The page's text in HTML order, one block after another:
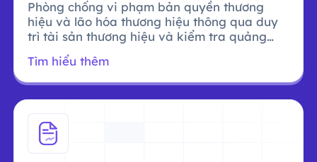
Phòng chống vi phạm bản quyền thương
hiệu và lão hóa thương hiệu thông qua duy
trì tài sản thương hiệu và kiểm tra quảng
Tìm hiểu thêm